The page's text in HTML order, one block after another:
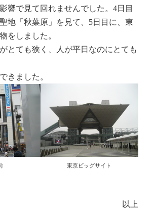
響で見て回れませんでした。4日目
地「秋葉原」を見て、5日目に、東
をしました。
とても狭く、人が平日なのにとても
きました。
東京ビッグサイト
以上